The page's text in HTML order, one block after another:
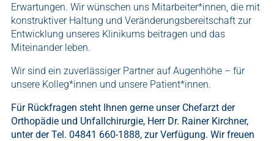
Erwartungen. Wir wünschen uns Mitarbeiter*innen, die mit
konstruktiver Haltung und Veränderungsbereitschaft zur
Entwicklung unseres Klinikums beitragen und das
Miteinander leben.
Wir sind ein zuverlässiger Partner auf Augenhöhe – für
unsere Kolleg*innen und unsere Patient*innen.
Für Rückfragen steht Ihnen gerne unser Chefarzt der
Orthopädie und Unfallchirurgie, Herr Dr. Rainer Kirchner,
unter der Tel. 04841 660-1888, zur Verfügung. Wir freuen